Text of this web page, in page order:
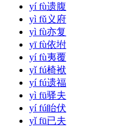
yí fù遗腹
yì fǔ义府
yì fù亦复
yī fù依坿
yí fù夷覆
yǐ fú椅袱
yí fú遗福
yì fū驿夫
yí fú眙伏
yǐ fū已夫